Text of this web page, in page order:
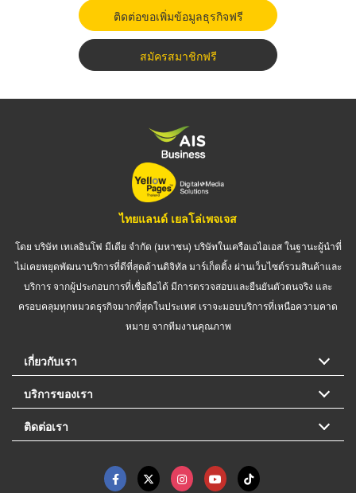
ติดต่อขอเพิ่มข้อมูลธุรกิจฟรี
สมัครสมาชิกฟรี
ไทยแลนด์ เยลโล่เพจเจส
โดย บริษัท เทเลอินโฟ มีเดีย จำกัด (มหาชน) บริษัทในเครือเอไอเอส ในฐานะผู้นำที่
ไม่เคยหยุดพัฒนาบริการที่ดีที่สุดด้านดิจิทัล มาร์เก็ตติ้ง ผ่านเว็บไซต์รวมสินค้าและ
บริการ จากผู้ประกอบการที่เชื่อถือได้ มีการตรวจสอบและยืนยันตัวตนจริง และ
ครอบคลุมทุกหมวดธุรกิจมากที่สุดในประเทศ เราจะมอบบริการที่เหนือความคาด
หมาย จากทีมงานคุณภาพ
เกี่ยวกับเรา
บริการของเรา
ติดต่อเรา